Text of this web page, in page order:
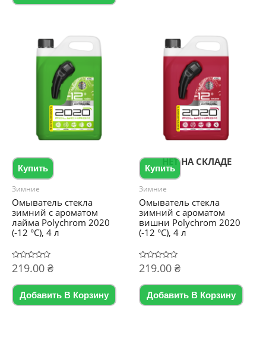
Купить
Зимние
Омыватель стекла
зимний с ароматом
лайма Polychrom 2020
(-12 °C), 4 л
Оценка
0
5
219.00 ₴
Добавить В Корзину
НЕТ НА СКЛАДЕ
Купить
Зимние
Омыватель стекла
зимний с ароматом
вишни Polychrom 2020
(-12 °C), 4 л
Оценка
0
5
219.00 ₴
Добавить В Корзину